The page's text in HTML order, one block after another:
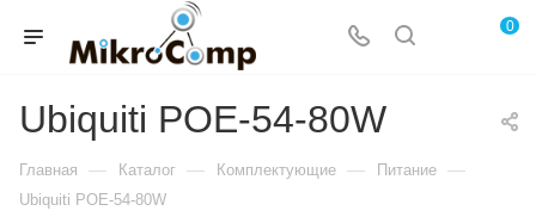
0
Ubiquiti POE-54-80W
Главная — Каталог — Комплектующие — Питание —
Ubiquiti POE-54-80W